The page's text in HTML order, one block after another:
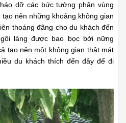
dỡ các bức tường phân vùng
nên những khoảng không gian
thoáng đãng cho du khách đến
làng được bao bọc bởi nững
tạo nên một không gian thật mát
du khách thích đến đây để đi